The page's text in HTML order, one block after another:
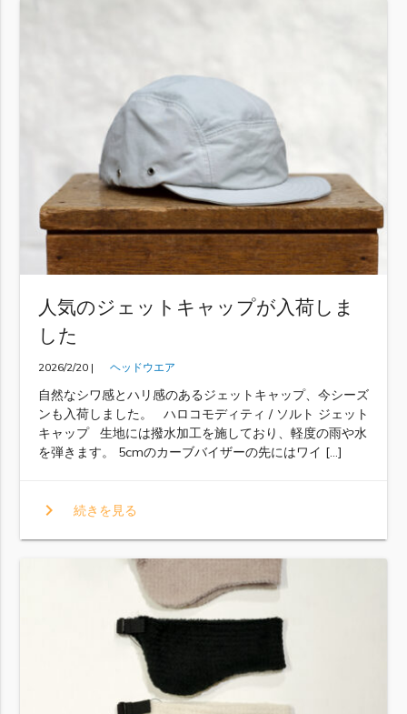
人気のジェットキャップが入荷しま
した
2026/2/20 | ヘッドウエア
自然なシワ感とハリ感のあるジェットキャップ、今シーズ
ンも入荷しました。 ハロコモディティ / ソルト ジェット
キャップ 生地には撥水加工を施しており、軽度の雨や水
を弾きます。 5cmのカーブバイザーの先にはワイ […]
chevron_right 続きを見る